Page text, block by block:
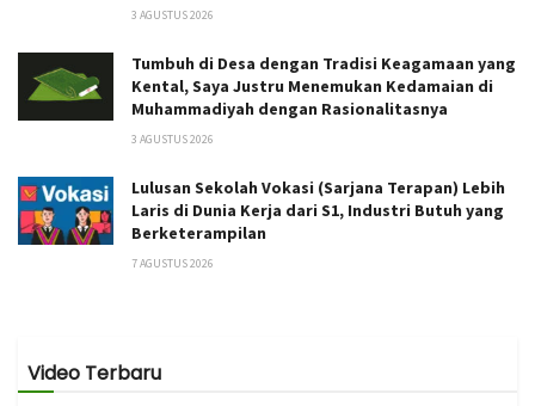
3 AGUSTUS 2026
Tumbuh di Desa dengan Tradisi Keagamaan yang
Kental, Saya Justru Menemukan Kedamaian di
Muhammadiyah dengan Rasionalitasnya
3 AGUSTUS 2026
Lulusan Sekolah Vokasi (Sarjana Terapan) Lebih
Laris di Dunia Kerja dari S1, Industri Butuh yang
Berketerampilan
7 AGUSTUS 2026
Video Terbaru